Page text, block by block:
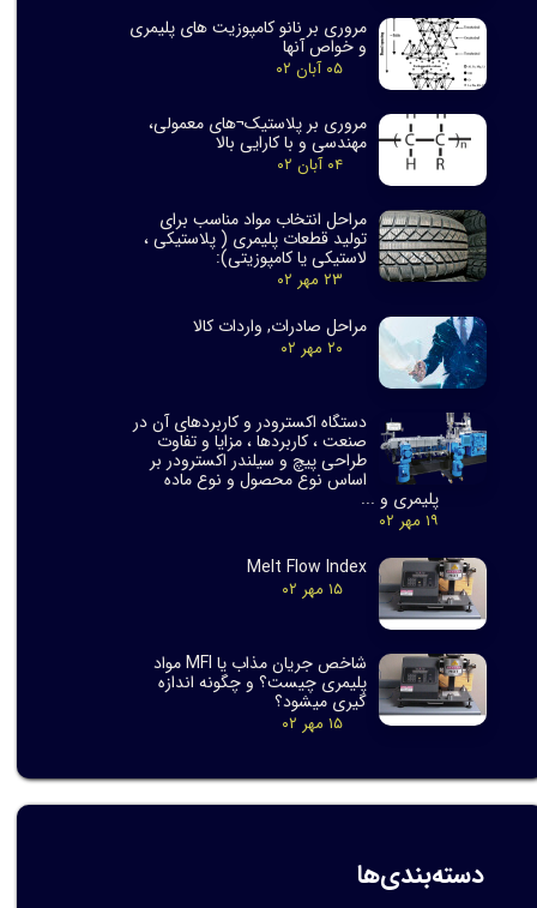
مروری بر نانو کامپوزیت های پلیمری
و خواص آنها
۰۵ آبان ۰۲
مروری بر پلاستیک¬های معمولی،
مهندسی و با کارایی بالا
۰۴ آبان ۰۲
مراحل انتخاب مواد مناسب برای
تولید قطعات پلیمری ( پلاستیکی ،
لاستیکی یا کامپوزیتی):
۲۳ مهر ۰۲
مراحل صادرات, واردات کالا
۲۰ مهر ۰۲
دستگاه اکسترودر و کاربردهای آن در
صنعت ، کاربردها ، مزایا و تفاوت
طراحی پیچ و سیلندر اکسترودر بر
اساس نوع محصول و نوع ماده
پلیمری و ...
۱۹ مهر ۰۲
Melt Flow Index
۱۵ مهر ۰۲
شاخص جریان مذاب یا MFI مواد
پلیمری چیست؟ و چگونه اندازه
گیری میشود؟
۱۵ مهر ۰۲
دسته‌بندی‌ها